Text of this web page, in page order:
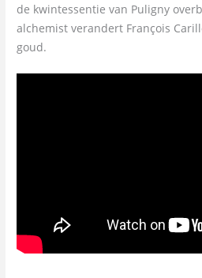
de kwintessentie van Puligny
alchemist verandert François
goud.